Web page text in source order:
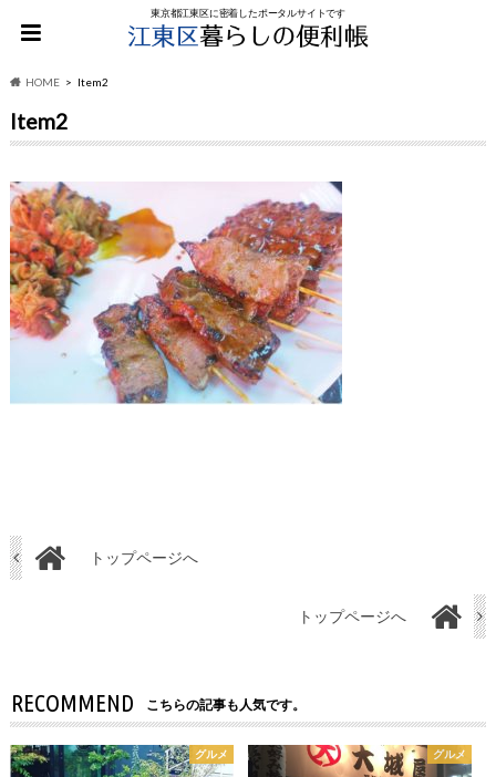
東京都江東区に密着したポータルサイトです
HOME Item2
Item2
トップページへ
トップページへ
RECOMMEND こちらの記事も人気です。
グルメ グルメ